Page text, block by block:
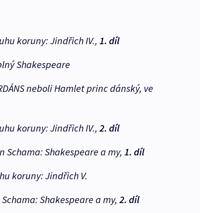
koruny: Jindřich IV., 1. díl
Shakespeare
neboli Hamlet princ dánský, ve
koruny: Jindřich IV., 2. díl
Schama: Shakespeare a my, 1. díl
koruny: Jindřich V.
Shakespeare a my, 2. díl